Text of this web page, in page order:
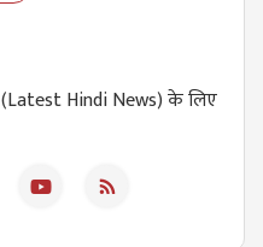
(Latest Hindi News) के लिए